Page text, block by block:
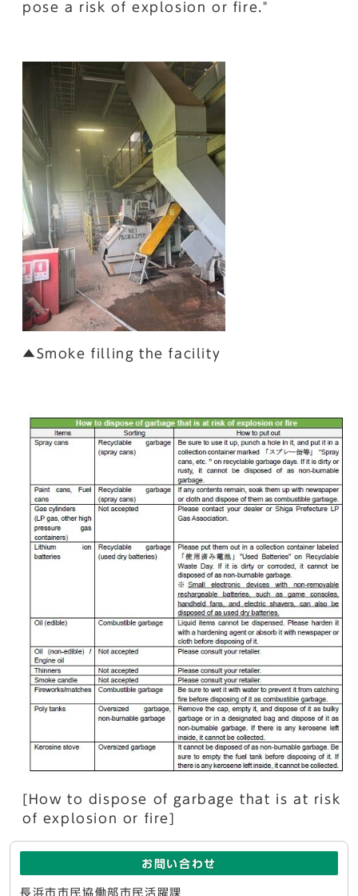
pose a risk of explosion or fire."
▲Smoke filling the facility
[How to dispose of garbage that is at risk
of explosion or fire]
お問い合わせ
長浜市市民協働部市民活躍課